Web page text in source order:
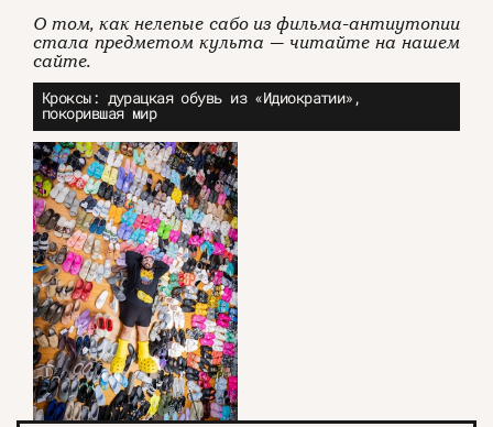
О том, как нелепые сабо из фильма-антиутопии
стала предметом культа — читайте на нашем
сайте.
Кроксы: дурацкая обувь из «Идиократии»,
покорившая мир